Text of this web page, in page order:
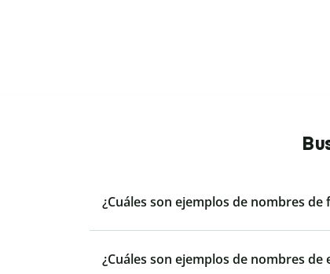
¿Cuáles son ejemplos de nombres
¿Cuáles son ejemplos de nombres de